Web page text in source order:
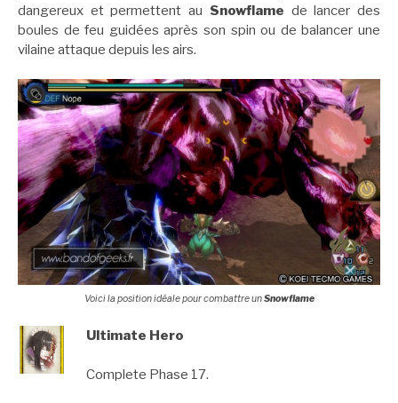
dangereux et permettent au Snowflame de lancer des
boules de feu guidées après son spin ou de balancer une
vilaine attaque depuis les airs.
Voici la position idéale pour combattre unSnowflame
Ultimate Hero
Complete Phase 17.